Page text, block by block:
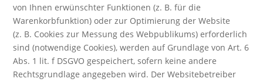
von Ihnen erwünschter Funktionen (z. B. für die
Warenkorbfunktion) oder zur Optimierung der Website
(z. B. Cookies zur Messung des Webpublikums) erforderlich
sind (notwendige Cookies), werden auf Grundlage von Art. 6
Abs. 1 lit. f DSGVO gespeichert, sofern keine andere
Rechtsgrundlage angegeben wird. Der Websitebetreiber